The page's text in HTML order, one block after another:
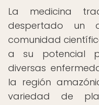
La medicina
despertado un
comunidad
a su potencial
diversas
la región
variedad de